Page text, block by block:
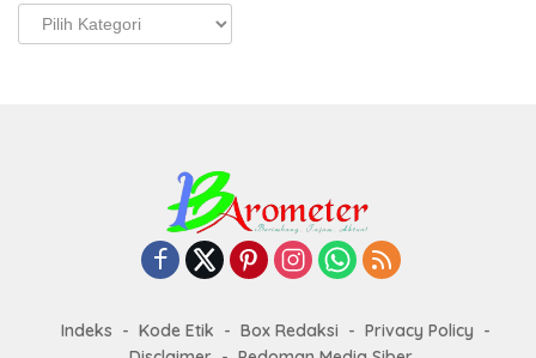
Kategori
Indeks Kode Etik Box Redaksi
Privacy Policy